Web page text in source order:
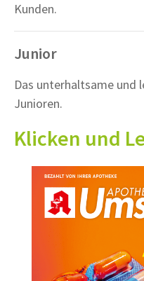
Kunden.
Junior
Das unterhaltsame und
Junioren.
Klicken und